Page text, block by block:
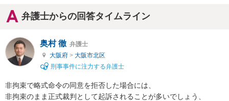
弁護士からの回答タイムライン
奥村 徹 弁護士
大阪府 > 大阪市北区
刑事事件に注力する弁護士
非拘束で略式命令の同意を拒否した場合には、
非拘束のまま正式裁判として起訴されることが多いでしょう、